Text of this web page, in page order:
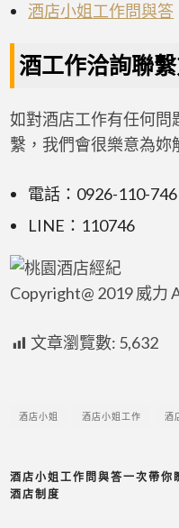
酒店小姐工作問與答
酒工作洽詢聯
如對酒店工作有任何問
繫，我們會很樂意為妳
電話：0926-110-
LINE：110746
Copyright@ 2019 威力
文章瀏覽數: 5,632
酒店小姐 酒店小姐工作 酒
酒店小姐工作問與答一次帶你
酒店制度